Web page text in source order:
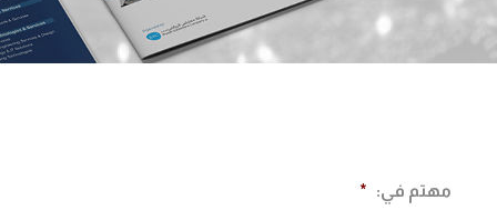
مهتم في: *